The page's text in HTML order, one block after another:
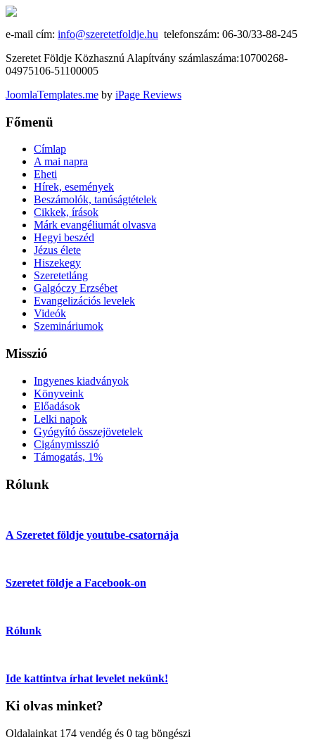
e-mail cím: info@szeretetfoldje.hu telefonszám: 06-30/33-88-245
Szeretet Földje Közhasznú Alapítvány számlaszáma:10700268-
04975106-51100005
JoomlaTemplates.me by iPage Reviews
Főmenü
Címlap
A mai napra
Eheti
Hírek, események
Beszámolók, tanúságtételek
Cikkek, írások
Márk evangéliumát olvasva
Hegyi beszéd
Jézus élete
Hiszekegy
Szeretetláng
Galgóczy Erzsébet
Evangelizációs levelek
Videók
Szemináriumok
Misszió
Ingyenes kiadványok
Könyveink
Előadások
Lelki napok
Gyógyító összejövetelek
Cigánymisszió
Támogatás, 1%
Rólunk
A Szeretet földje youtube-csatornája
Szeretet földje a Facebook-on
Rólunk
Ide kattintva írhat levelet nekünk!
Ki olvas minket?
Oldalainkat 174 vendég és 0 tag böngészi